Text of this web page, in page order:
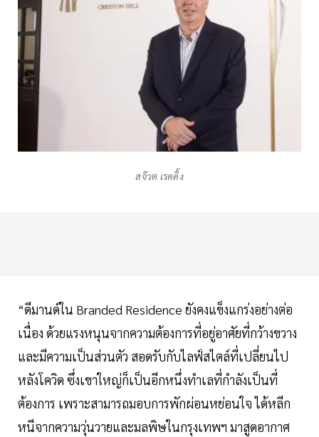
สจ๊วต เรดดิ้ง
“ดีมานด์ใน Branded Residence ยังคงแข็งแกร่งอย่างต่อ
เนื่อง ด้วยแรงหนุนจากความต้องการที่อยู่อาศัยที่กว้างขวาง
และมีความเป็นส่วนตัว สอดรับกับไลฟ์สไตล์ที่เปลี่ยนไป
หลังโควิด ซึ่งเขาใหญ่ก็เป็นอีกหนึ่งทำเลที่กำลังเป็นที่
ต้องการ เพราะสามารถมอบการพักผ่อนหย่อนใจ ได้หลีก
หนีจากความวุ่นวายและมลพิษในกรุงเทพฯ มาสูดอากาศ